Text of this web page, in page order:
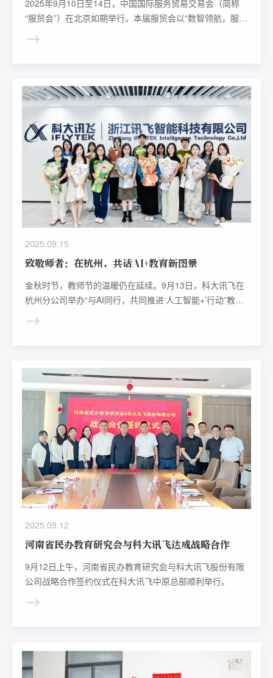
2025年9月10日至14日，中国国际服务贸易交易会（简称
“服贸会”）在北京如期举行。本届服贸会以“数智领航，服贸
设展办会，近2000家企业线下参展。
2025.09.15
致敬师者：在杭州，共话AI+教育新图景
金秋时节，教师节的温暖仍在延续。9月13日，科大讯飞在
杭州分公司举办“与AI同行，共同推进‘人工智能+’行动”教师
2025.09.12
河南省民办教育研究会与科大讯飞达成战略合作
9月12日上午，河南省民办教育研究会与科大讯飞股份有限
公司战略合作签约仪式在科大讯飞中原总部顺利举行。